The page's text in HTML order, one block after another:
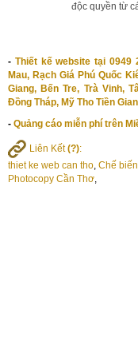
độc quyền từ
- Thiết kế website tại 0949
Mau, Rạch Giá Phú Quốc
Giang, Bến Tre, Trà Vinh,
Đồng Tháp, Mỹ Tho Tiền
- Quảng cáo miễn phí trên
Liên Kết(?):
thiet ke web can tho, Chế
Photocopy Cần Thơ,